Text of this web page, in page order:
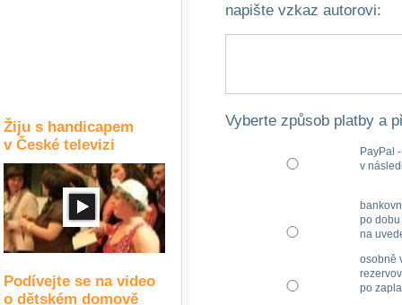
Žiju s handicapem
v České televizi
Podívejte se na video
o dětském domově
napište vzkaz autorovi:
Vyberte způsob platby a
PayPal
v
po
na
osobně
po